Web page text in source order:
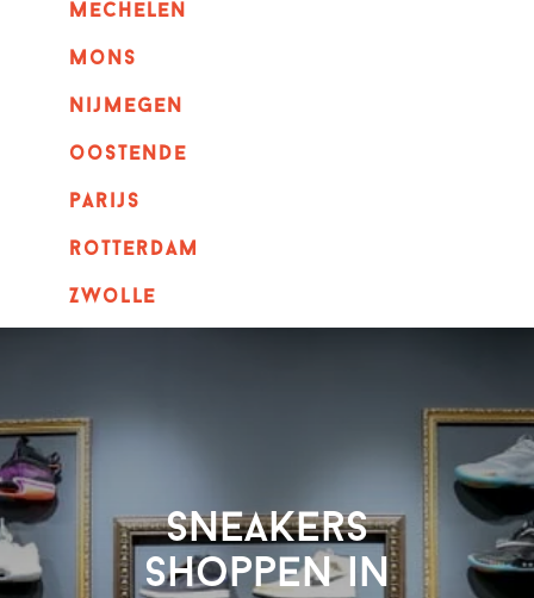
mechelen
mons
nijmegen
oostende
parijs
rotterdam
Zwolle
Sneakers
shoppen in